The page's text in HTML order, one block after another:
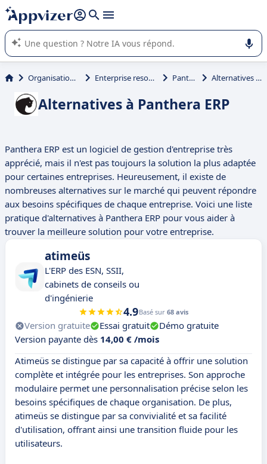
répondre (plusieurs lignes avec
L'IA de Appvizer vous guide dans l'utilisation ou la sélection de
logiciel SaaS en entreprise.
Organisation et planification Enterprise resource planning (ERP) Panthera ERP Alternatives à Panthera ERP
Alternatives à Panthera ERP
Panthera ERP est un logiciel de gestion d'entreprise très
apprécié, mais il n'est pas toujours la solution la plus adaptée
pour certaines entreprises. Heureusement, il existe de
nombreuses alternatives sur le marché qui peuvent répondre
aux besoins spécifiques de chaque entreprise. Voici une liste
pratique d'alternatives à Panthera ERP pour vous aider à
trouver la meilleure solution pour votre entreprise.
atimeüs
L'ERP des ESN, SSII,
cabinets de conseils ou
d'ingénierie
4.9Basé sur 68 avis
Version gratuite Essai gratuit
Démo gratuite
Version payante dès 14,00 € /mois
Atimeüs se distingue par sa capacité à offrir une solution
complète et intégrée pour les entreprises. Son approche
modulaire permet une personnalisation précise selon les
besoins spécifiques de chaque organisation. De plus,
atimeüs se distingue par sa convivialité et sa facilité
d'utilisation, offrant ainsi une transition fluide pour les
utilisateurs.